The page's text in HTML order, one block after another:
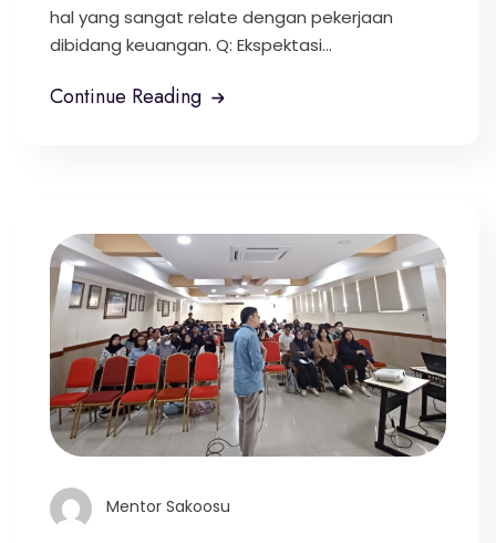
hal yang sangat relate dengan pekerjaan
dibidang keuangan. Q: Ekspektasi...
Continue Reading
Mentor Sakoosu